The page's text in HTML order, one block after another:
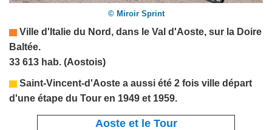
© Miroir Sprint
Ville d' Italie du Nord , dans le Val d'Aoste, sur la Doire
Baltée.
33 613 hab. (Aostois)
Saint-Vincent-d'Aoste a aussi été 2 fois ville départ
d'une étape du Tour en 1949 et 1959.
Aoste et le Tour